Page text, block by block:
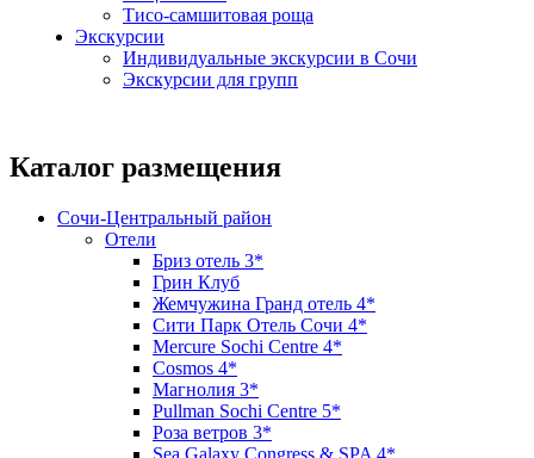
Тисо-самшитовая роща
Экскурсии
Индивидуальные экскурсии в Сочи
Экскурсии для групп
Каталог размещения
Сочи-Центральный район
Отели
Бриз отель 3*
Грин Клуб
Жемчужина Гранд отель 4*
Сити Парк Отель Сочи 4*
Mercure Sochi Centre 4*
Cosmos 4*
Магнолия 3*
Pullman Sochi Сеntre 5*
Роза ветров 3*
Sea Galaxy Congress & SPA 4*